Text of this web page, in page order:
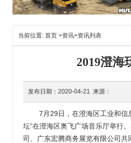
当前位置: 首页 >资讯>资讯列表
2019澄海
发布日期：2020-04-21 来源：
7月29日，在澄海区工业和信
坛”在澄海区奥飞广场音乐厅举行
司、广东宏腾商务展览有限公司